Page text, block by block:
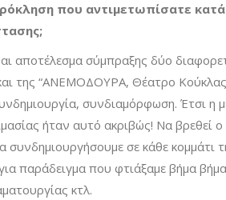
που αντιμετωπίσατε κατά
αποτέλεσμα σύμπραξης δύο
της “ΑΝΕΜΟΔΟΥΡΑ, Θέατρο Κούκλας
συνδιαμόρφωση. Έτσι η
ήταν αυτό ακριβώς! Να βρεθεί
συνδημιουργήσουμε σε κάθε κομμάτι
παράδειγμα που φτιάξαμε βήμα βήμα
κτλ.